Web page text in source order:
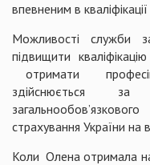
впевненим в
Можливості служби
підвищити
отримати
здійснюється
страхування України на
Коли Олена отримала